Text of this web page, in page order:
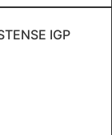
IGP